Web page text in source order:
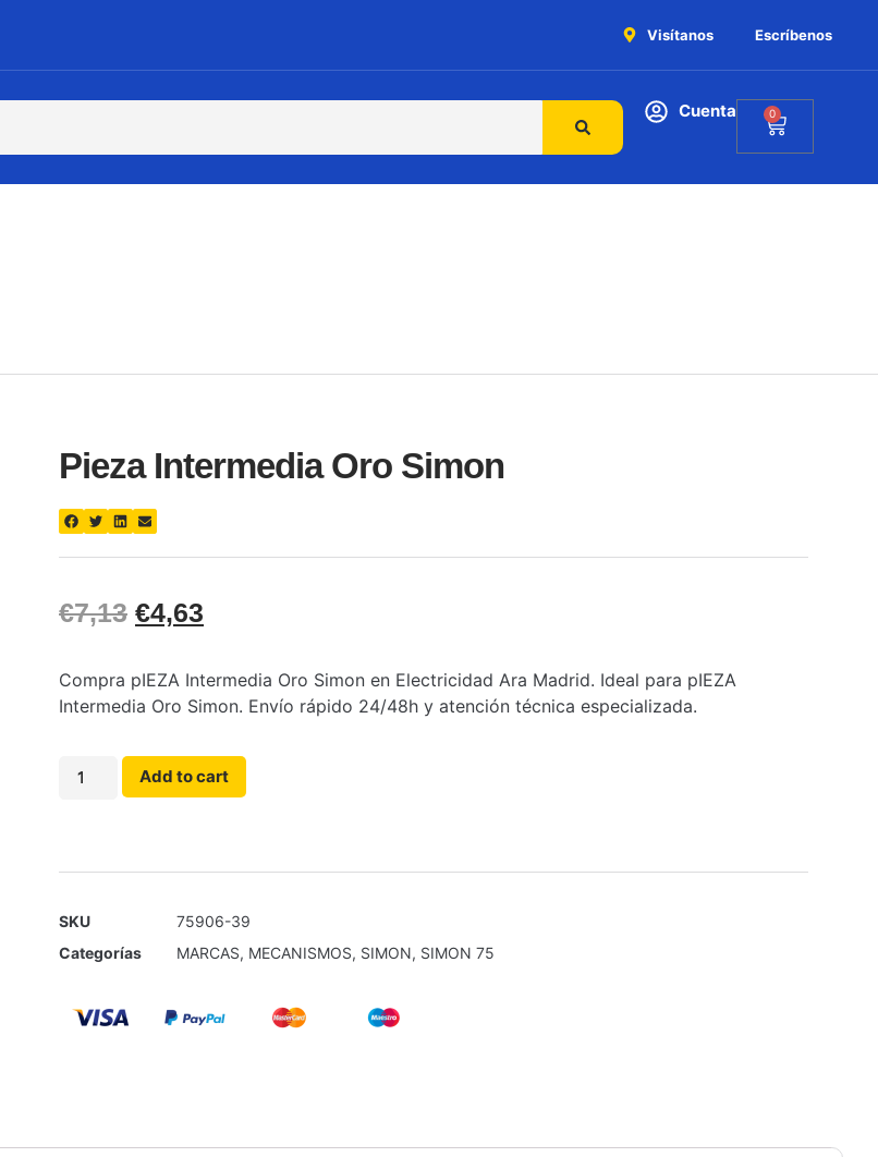
Visítanos Escríbenos
Cuenta 0
Pieza Intermedia Oro Simon
€7,13 €4,63
Compra pIEZA Intermedia Oro Simon en Electricidad Ara Madrid. Ideal para pIEZA
Intermedia Oro Simon. Envío rápido 24/48h y atención técnica especializada.
Add to cart
SKU
75906-39
Categorías
MARCAS, MECANISMOS, SIMON, SIMON 75